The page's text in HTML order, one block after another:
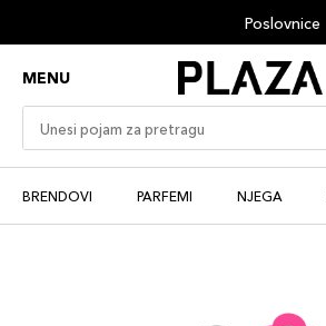
Poslovnice
MENU
BRENDOVI PARFEMI NJEGA